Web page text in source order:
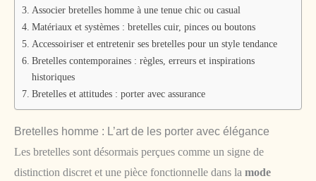
Associer bretelles homme à une tenue chic ou casual
Matériaux et systèmes : bretelles cuir, pinces ou boutons
Accessoiriser et entretenir ses bretelles pour un style tendance
Bretelles contemporaines : règles, erreurs et inspirations
historiques
Bretelles et attitudes : porter avec assurance
Bretelles homme : L’art de les porter avec élégance
Les bretelles sont désormais perçues comme un signe de
distinction discret et une pièce fonctionnelle dans la mode